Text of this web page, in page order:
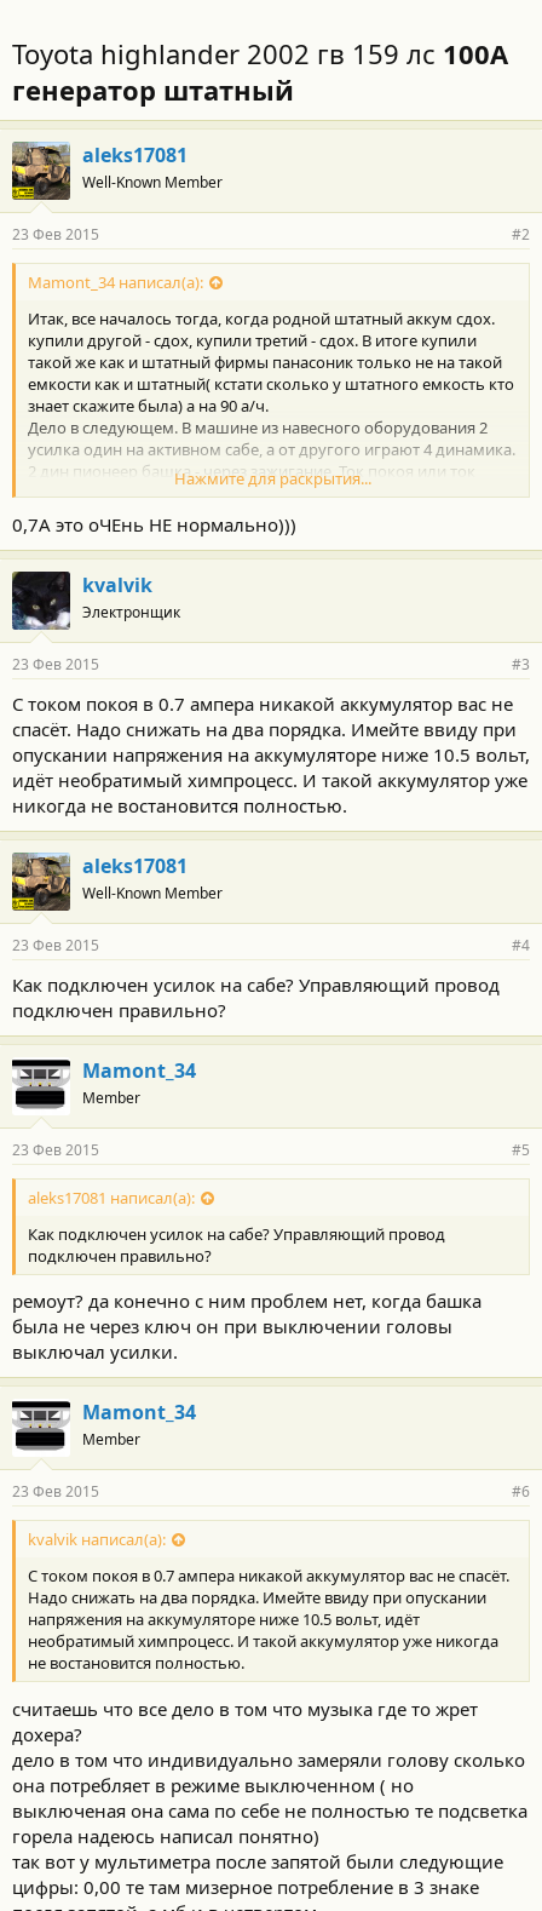
Toyota highlander 2002 гв 159 лс 100А
генератор штатный
aleks17081
Well-Known Member
23 Фев 2015 #2
Mamont_34 написал(а):
Итак, все началось тогда, когда родной штатный аккум сдох.
купили другой - сдох, купили третий - сдох. В итоге купили
такой же как и штатный фирмы панасоник только не на такой
емкости как и штатный( кстати сколько у штатного емкость кто
знает скажите была) а на 90 а/ч.
Дело в следующем. В машине из навесного оборудования 2
усилка один на активном сабе, а от другого играют 4 динамика.
2 дин пионеер башка - через зажигание. Ток покоя или ток
потребления машины в штатном режиме на сигналке когда
она просто стоит замеряли и равен 0.7А, что нормально.
Но если машина постоит 7 дней и не поездит, постоит прост ов
гараже даже не на сигнализации, уже есть вероятность, что я ее
не заведу. В морозы было такое, что напряжение упало до
рекордного низа !!!8.96в!!!
Потом зарядили акум все норм 12.86 поставили на машину и с
открытым капотом без сигналки каждый день начали
замерять напрягу, спустя 3 дня стало 12.5, еще 2 и 12.2 и на этом
чем связано сие явление?
на что может уходить заряд, если показало потребление 0.7 ?
гавно акум?
и как насчет акумов FURUKAWA BATTERY?
Рассматривали также установки
гелевого акума, кт омб ставил
расскажите?
и что вообще как можно решить
проблему, тк 3 акума подряд все
брак? мб посмотреть что то
конкретно в железе машины или
установленном в плане музыки?
или это связано с поломкой
генератора?
Toyota highlander 2002 гв 159 лс
100А генератор штатный
Нажмите для раскрытия...
0,7А это оЧЕнь НЕ нормально)))
kvalvik
Электронщик
23 Фев 2015 #3
С током покоя в 0.7 ампера никакой аккумулятор вас не
спасёт. Надо снижать на два порядка. Имейте ввиду при
опускании напряжения на аккумуляторе ниже 10.5 вольт,
идёт необратимый химпроцесс. И такой аккумулятор уже
никогда не востановится полностью.
aleks17081
Well-Known Member
23 Фев 2015 #4
Как подключен усилок на сабе? Управляющий провод
подключен правильно?
Mamont_34
Member
23 Фев 2015 #5
aleks17081 написал(а):
Как подключен усилок на сабе? Управляющий провод
подключен правильно?
ремоут? да конечно с ним проблем нет, когда башка
была не через ключ он при выключении головы
выключал усилки.
Mamont_34
Member
23 Фев 2015 #6
kvalvik написал(а):
С током покоя в 0.7 ампера никакой аккумулятор вас не спасёт.
Надо снижать на два порядка. Имейте ввиду при опускании
напряжения на аккумуляторе ниже 10.5 вольт, идёт
необратимый химпроцесс. И такой аккумулятор уже никогда
не востановится полностью.
считаешь что все дело в том что музыка где то жрет
дохера?
дело в том что индивидуально замеряли голову сколько
она потребляет в режиме выключенном ( но
выключеная она сама по себе не полностью те подсветка
горела надеюсь написал понятно)
так вот у мультиметра после запятой были следующие
цифры: 0,00 те там мизерное потребление в 3 знаке